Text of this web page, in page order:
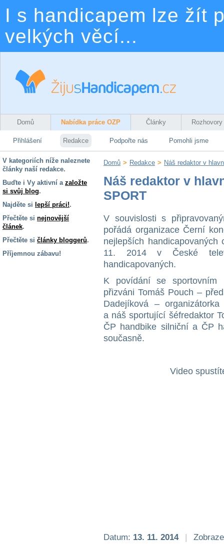
I s handicapem lze žít
velkých věcí...
Domů Nabídka práce OZP Články Rozhovory
Přihlášení Redakce Podpořte nás Pomohli jsme
V kategoriích níže naleznete
články naší redakce.
Buďte i Vy aktivní a založte
si svůj blog.
Najděte si lepší práci!.
Přečtěte si nejnovější
článek.
Přečtěte si články bloggerů.
Příjemnou zábavu!
Domů > Redakce > Náš redaktor v
Náš redaktor v
SPORT
V souvislosti s
pořádá organizace Černí
nejlepších
11. 2014 v České
handicapovaných.
K povídání se sportovním
přizváni Tomáš Pouch –
Dadejíková –
a náš sportující šéfredaktor
ČP handbike silniční a ČP
současně.
Video
Datum: 13. 11. 2014 |